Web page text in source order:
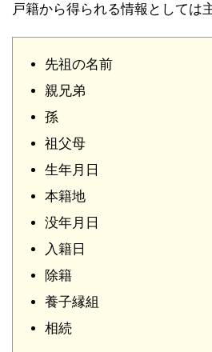
戸籍から得られる情報としては
先祖の名前
親兄弟
孫
祖父母
生年月日
本籍地
没年月日
入籍日
除籍
養子縁組
相続